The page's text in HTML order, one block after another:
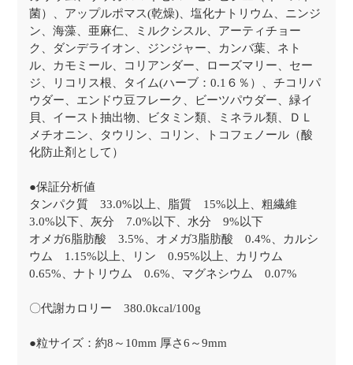
菌）、アップルポマス(乾燥)、塩化ナトリウム、ニンジ
ン、海藻、亜麻仁、ミルクシスル、アーティチョー
ク、ダンデライオン、ジンジャー、カンバ葉、ネト
ル、カモミール、コリアンダー、ローズマリー、セー
ジ、リコリス根、タイム(ハーブ：0.1６％）、チコリパ
ウダー、エンドウ豆フレーク、ビーツパウダー、緑イ
貝、イースト抽出物、ビタミン類、ミネラル類、ＤＬ
メチオニン、タウリン、コリン、トコフェノール（酸
化防止剤として）
●保証分析値
タンパク質 33.0%以上、脂質 15%以上、粗繊維
3.0%以下、灰分 7.0%以下、水分 9%以下
オメガ6脂肪酸 3.5%、オメガ3脂肪酸 0.4%、カルシ
ウム 1.15%以上、リン 0.95%以上、カリウム
0.65%、ナトリウム 0.6%、マグネシウム 0.07%
〇代謝カロリー 380.0kcal/100g
●粒サイズ：約8～10mm 厚さ6～9mm